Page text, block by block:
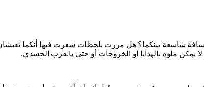
شاسعة بينكما؟ هل مررت بلحظات شعرت فيها أنكما
يمكن ملؤه بالهدايا أو الخروجات أو حتى بالقرب الجسدي.